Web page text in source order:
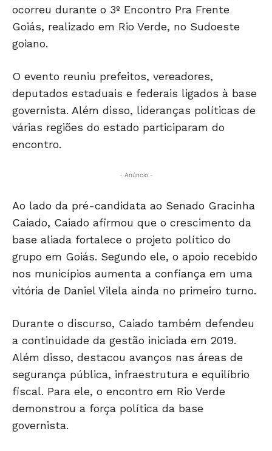
ocorreu durante o 3º Encontro Pra Frente
Goiás, realizado em Rio Verde, no Sudoeste
goiano.
O evento reuniu prefeitos, vereadores,
deputados estaduais e federais ligados à base
governista. Além disso, lideranças políticas de
várias regiões do estado participaram do
encontro.
- Anúncio -
Ao lado da pré-candidata ao Senado Gracinha
Caiado, Caiado afirmou que o crescimento da
base aliada fortalece o projeto político do
grupo em Goiás. Segundo ele, o apoio recebido
nos municípios aumenta a confiança em uma
vitória de Daniel Vilela ainda no primeiro turno.
Durante o discurso, Caiado também defendeu
a continuidade da gestão iniciada em 2019.
Além disso, destacou avanços nas áreas de
segurança pública, infraestrutura e equilíbrio
fiscal. Para ele, o encontro em Rio Verde
demonstrou a força política da base
governista.